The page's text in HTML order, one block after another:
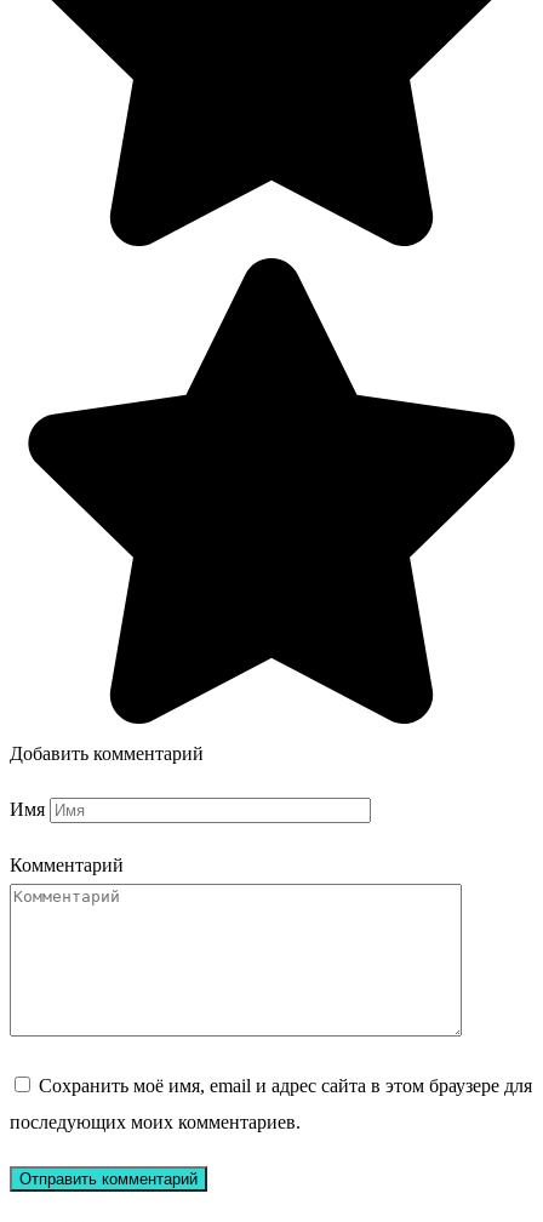
Добавить комментарий
Имя
Комментарий
Сохранить моё имя, email и адрес сайта в этом браузере для
последующих моих комментариев.